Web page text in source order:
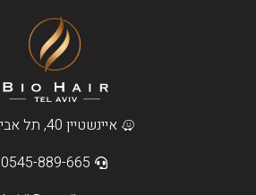
איינשטיין 40, תל אביב יפו
0545-889-665